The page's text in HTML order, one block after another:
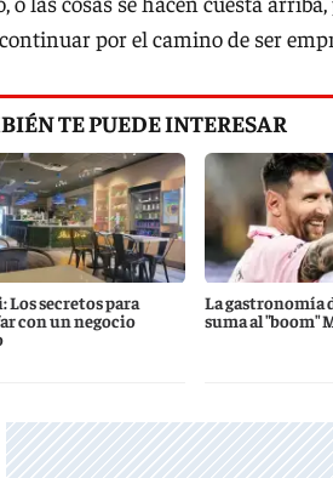
por el camino de ser
TE PUEDE INTERESAR
Los secretos para
con un negocio
La gastronomía
suma al "boom"